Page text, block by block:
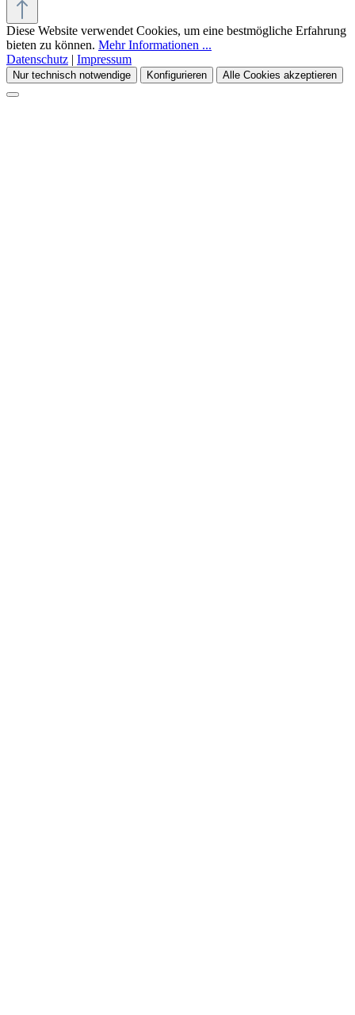
Diese Website verwendet Cookies, um eine bestmögliche Erfahrung
bieten zu können. Mehr Informationen ...
Datenschutz | Impressum
Nur technisch notwendige Konfigurieren Alle Cookies akzeptieren